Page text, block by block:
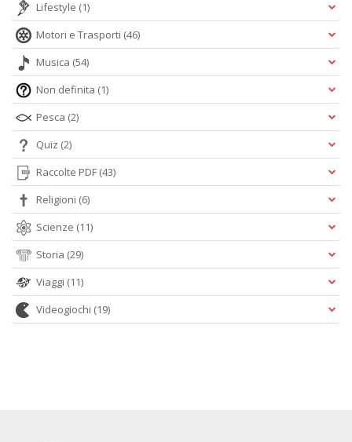
Lifestyle (1)
Motori e Trasporti (46)
Musica (54)
Non definita (1)
Pesca (2)
Quiz (2)
Raccolte PDF (43)
Religioni (6)
Scienze (11)
Storia (29)
Viaggi (11)
Videogiochi (19)